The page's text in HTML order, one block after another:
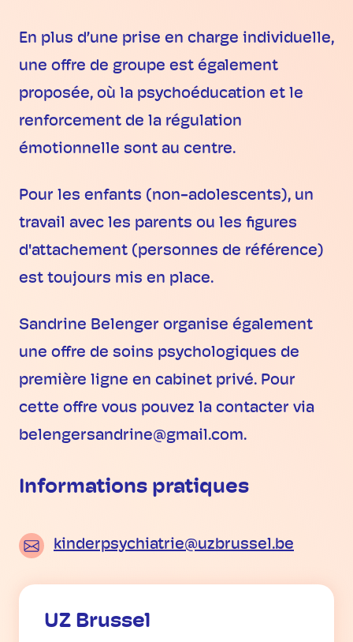
En plus d’une prise en charge individuelle,
une offre de groupe est également
proposée, où la psychoéducation et le
renforcement de la régulation
émotionnelle sont au centre.
Pour les enfants (non-adolescents), un
travail avec les parents ou les figures
d'attachement (personnes de référence)
est toujours mis en place.
Sandrine Belenger organise également
une offre de soins psychologiques de
première ligne en cabinet privé. Pour
cette offre vous pouvez la contacter via
belengersandrine@gmail.com.
Informations pratiques
kinderpsychiatrie@uzbrussel.be
UZ Brussel